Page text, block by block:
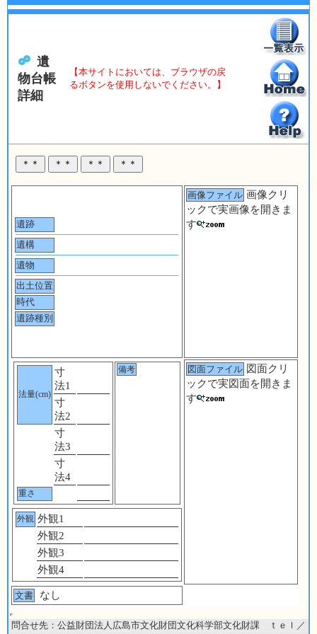
遺
物台帳
詳細
【本サイトにおいては、ブラウザの戻
るボタンを使用しないでください。】
遺跡
遺構
遺物
出土位置
時代
遺跡種別
画像ファイル 画像クリ
ックで実画像を開きま
す
法量(cm)
寸
法1
寸
法2
寸
法3
寸
法4
重さ
備考
外観 外観1
外観2
外観3
外観4
図面ファイル 図面クリ
ックで実図面を開きま
す
文書 なし
問合せ先：公益財団法人広島市文化財団文化科学部文化財課 ｔｅｌ／